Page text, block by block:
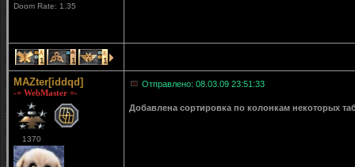
Doom Rate: 1.35
1 1 1
MAZter[iddqd]
-= WebMaster =-
1370
Отправлено: 08.03.09 23:51:33
Добавлена сортировка по колонкам некоторых